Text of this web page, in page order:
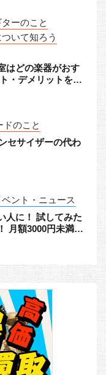
ターのこと
いて知ろう
はどの楽器がおす
・デメリットをチ
ドのこと
セサイザーの代わ
ント・ニュース
人に！ 試してみた
月額3000円未満か